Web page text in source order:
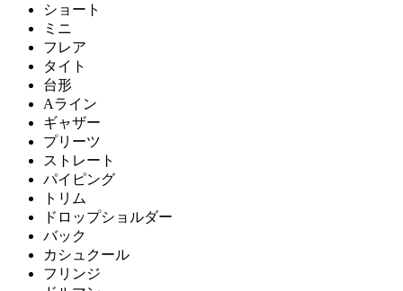
ショート
ミニ
フレア
タイト
台形
Aライン
ギャザー
プリーツ
ストレート
パイピング
トリム
ドロップショルダー
バック
カシュクール
フリンジ